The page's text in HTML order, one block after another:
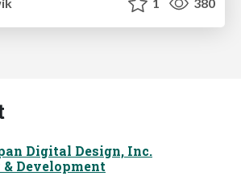
1 380
Digital Design, Inc.
Development